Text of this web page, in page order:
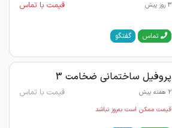
3 روز پیش قیمت با تماس
تماس گفتگو
پروفیل ساختمانی ضخامت 3
2 هفته پیش قیمت با تماس
قیمت ممکن است به‌روز نباشد